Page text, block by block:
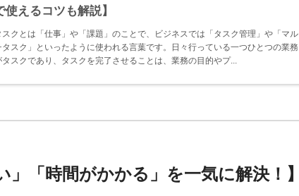
使えるコツも解説】
スクとは「仕事」や「課題」のことで、ビジネスでは「タスク管理」や「マル
タスク」といったように使われる言葉です。日々行っている一つひとつの業務
タスクであり、タスクを完了させることは、業務の目的やプ...
」「時間がかかる」を一気に解決！】